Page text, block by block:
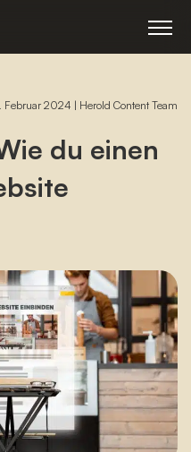
Februar 2024 | Herold Content Team
du einen